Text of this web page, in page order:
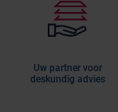
Uw partner voor
deskundig advies